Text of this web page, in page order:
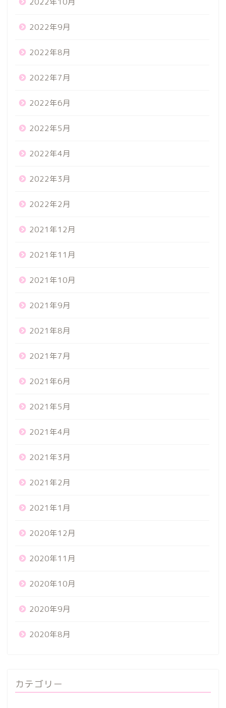
2022年9月
2022年8月
2022年7月
2022年6月
2022年5月
2022年4月
2022年3月
2022年2月
2021年12月
2021年11月
2021年10月
2021年9月
2021年8月
2021年7月
2021年6月
2021年5月
2021年4月
2021年3月
2021年2月
2021年1月
2020年12月
2020年11月
2020年10月
2020年9月
2020年8月
カテゴリー